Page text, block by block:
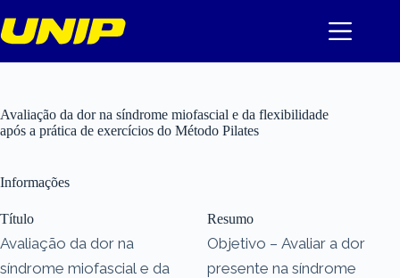
para
o
Avaliação da dor na síndrome miofascial e da flexibilidade
após a prática de exercícios do Método Pilates
Informações
Título
Avaliação da dor na
síndrome miofascial e da
Resumo
Objetivo – Avaliar a dor
presente na síndrome